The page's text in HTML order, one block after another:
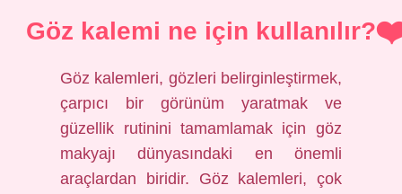
Göz kalemi ne için kullanılır?
Göz kalemleri, gözleri belirginleştirmek,
çarpıcı bir görünüm yaratmak ve
güzellik rutinini tamamlamak için göz
makyajı dünyasındaki en önemli
araçlardan biridir. Göz kalemleri, çok